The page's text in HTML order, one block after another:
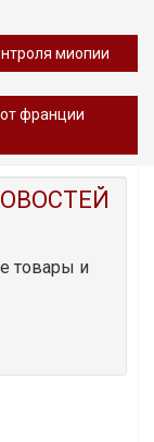
миопии
франции
товары и